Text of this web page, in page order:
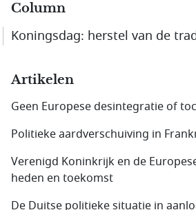
Column
Koningsdag: herstel van de
Artikelen
Geen Europese desintegratie of
Politieke aardverschuiving in
Verenigd Koninkrijk en de
heden en toekomst
De Duitse politieke situatie in